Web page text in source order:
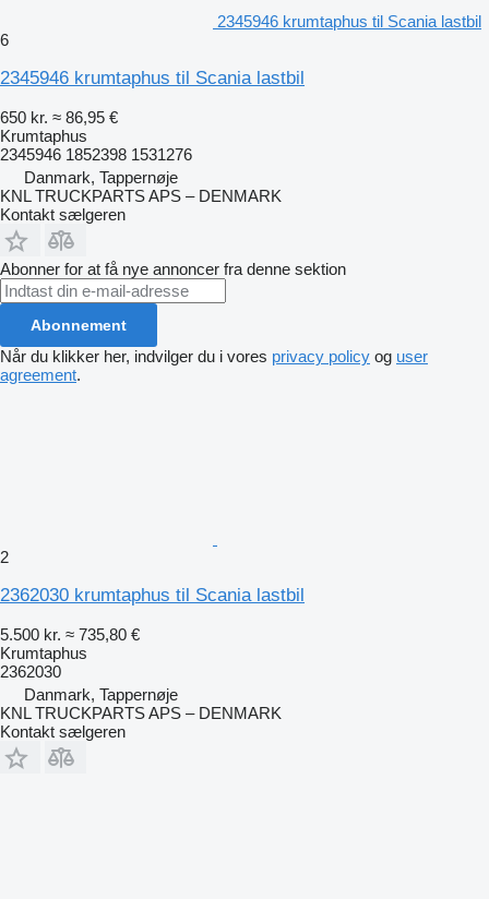
2345946 krumtaphus til Scania lastbil
6
2345946 krumtaphus til Scania lastbil
650 kr. ≈ 86,95 €
Krumtaphus
2345946 1852398 1531276
Danmark, Tappernøje
KNL TRUCKPARTS APS – DENMARK
Kontakt sælgeren
Abonner for at få nye annoncer fra denne sektion
Abonnement
Når du klikker her, indvilger du i vores privacy policy og user
agreement.
2
2362030 krumtaphus til Scania lastbil
5.500 kr. ≈ 735,80 €
Krumtaphus
2362030
Danmark, Tappernøje
KNL TRUCKPARTS APS – DENMARK
Kontakt sælgeren